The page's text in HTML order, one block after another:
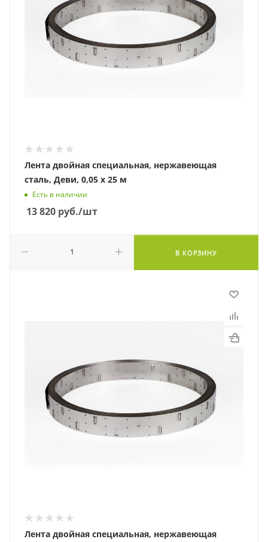
Лента двойная специальная, нержавеющая
сталь, Деви, 0,05 х 25 м
Есть в наличии
13 820 руб./шт
В КОРЗИНУ
Лента двойная специальная, нержавеющая